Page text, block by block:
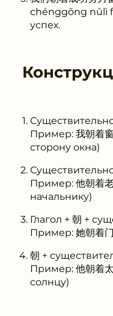
chénggōng nǔlì
успех.
Пример: 我朝着
сторону окна)
Пример: 他朝着
начальнику)
Глагол + 朝 +
Пример: 她朝着
朝 +
Пример: 他朝着
солнцу)